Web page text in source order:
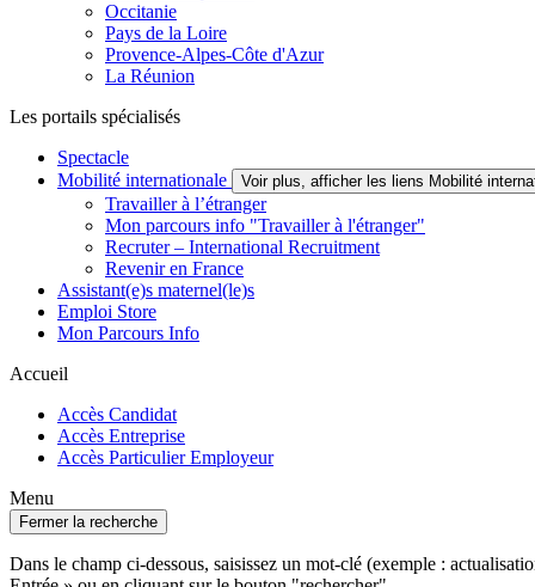
Occitanie
Pays de la Loire
Provence-Alpes-Côte d'Azur
La Réunion
Les portails spécialisés
Spectacle
Mobilité internationale
Voir plus, afficher les liens Mobilité
Travailler à l’étranger
Mon parcours info "Travailler à l'étranger"
Recruter – International Recruitment
Revenir en France
Assistant(e)s maternel(le)s
Emploi Store
Mon Parcours Info
Accueil
Accès Candidat
Accès Entreprise
Accès Particulier Employeur
Menu
Fermer la recherche
Dans le champ ci-dessous, saisissez un mot-clé (exemple :